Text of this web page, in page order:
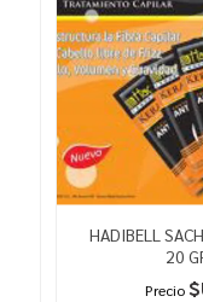
HADIBELL
20
Precio